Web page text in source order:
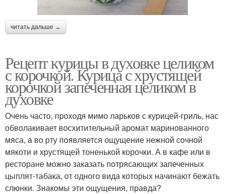
читать дальше →
Рецепт курицы в духовке целиком
с корочкой. Курица с хрустящей
корочкой запеченная целиком в
духовке
Очень часто, проходя мимо ларьков с курицей-гриль, нас
обволакивает восхитительный аромат маринованного
мяса, а во рту появляется ощущение нежной сочной
мякоти и хрустящей тоненькой корочки. А в кафе или в
ресторане можно заказать потрясающих запеченных
цыплят-табака, от одного вида которых начинают бежать
слюнки. Знакомы эти ощущения, правда?